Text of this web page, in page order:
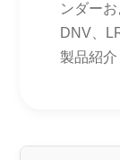
ンダー
DNV、
製品紹